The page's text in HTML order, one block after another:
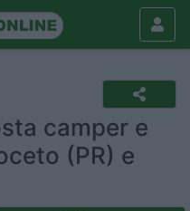
camper e
(PR) e